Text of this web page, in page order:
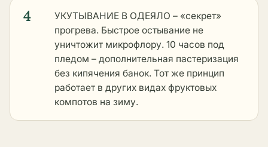
4
УКУТЫВАНИЕ В ОДЕЯЛО – «секрет»
прогрева. Быстрое остывание не
уничтожит микрофлору. 10 часов под
пледом – дополнительная пастеризация
без кипячения банок. Тот же принцип
работает в других видах фруктовых
компотов на зиму.